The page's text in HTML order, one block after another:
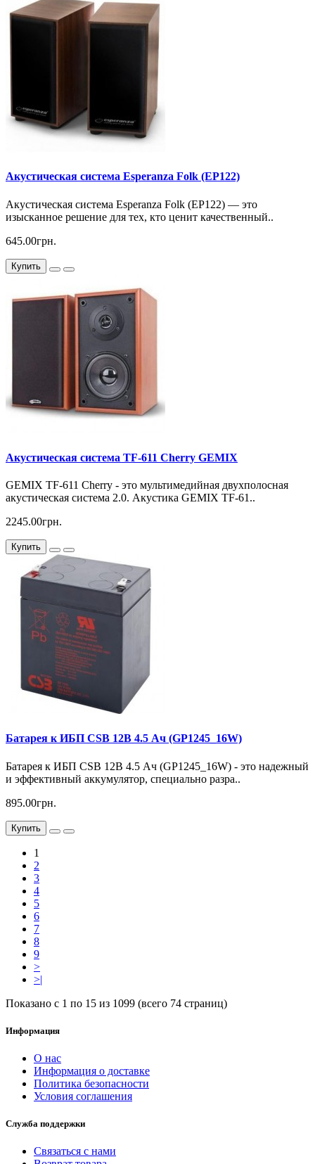
Акустическая система Esperanza Folk (EP122)
Акустическая система Esperanza Folk (EP122) — это
изысканное решение для тех, кто ценит качественный..
645.00грн.
Купить
Акустическая система TF-611 Cherry GEMIX
GEMIX TF-611 Cherry - это мультимедийная двухполосная
акустическая система 2.0. Акустика GEMIX TF-61..
2245.00грн.
Купить
Батарея к ИБП CSB 12В 4.5 Ач (GP1245_16W)
Батарея к ИБП CSB 12В 4.5 Ач (GP1245_16W) - это надежный
и эффективный аккумулятор, специально разра..
895.00грн.
Купить
1
2
3
4
5
6
7
8
9
>
>|
Показано с 1 по 15 из 1099 (всего 74 страниц)
Информация
О нас
Информация о доставке
Политика безопасности
Условия соглашения
Служба поддержки
Связаться с нами